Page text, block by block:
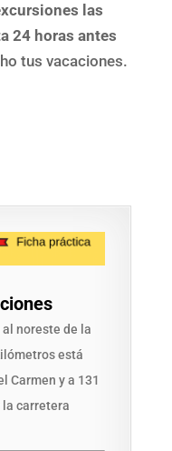
las
24 horas antes
tus vacaciones.
noreste de la
está
Carmen y a 131
la carretera